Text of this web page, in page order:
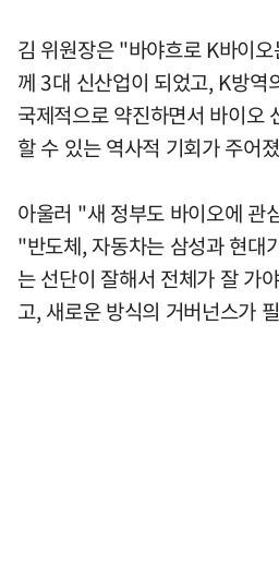
김 위원장은 "바야흐로 K바이
께 3대 신산업이 되었고, K방역
국제적으로 약진하면서 바이오
할 수 있는 역사적 기회가 주어
아울러 "새 정부도 바이오에 관
"반도체, 자동차는 삼성과 현대
는 선단이 잘해서 전체가 잘 가
고, 새로운 방식의 거버넌스가